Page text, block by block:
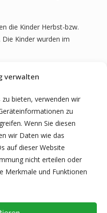
verwalten
bieten, verwenden wir
zu
Wenn Sie diesen
wir Daten wie das
auf dieser Website
nicht erteilen oder
Merkmale und Funktionen
die Kinder Herbst-bzw.
Kinder wurden im
Feuerwehr Geratal, dem
Gemeinde Geratal, allen
des Geratals,
Unterstützung der